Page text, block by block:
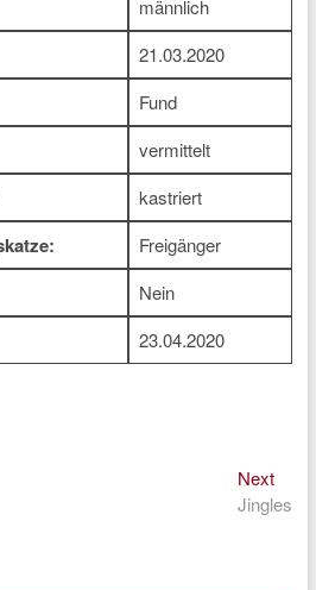
männlich
21.03.2020
Fund
vermittelt
kastriert
Freigänger
Nein
23.04.2020
NextNext
post:
Jingles